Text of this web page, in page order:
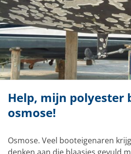
Help, mijn polyester
osmose!
Osmose. Veel booteigenaren
denken aan die blaasjes gevuld